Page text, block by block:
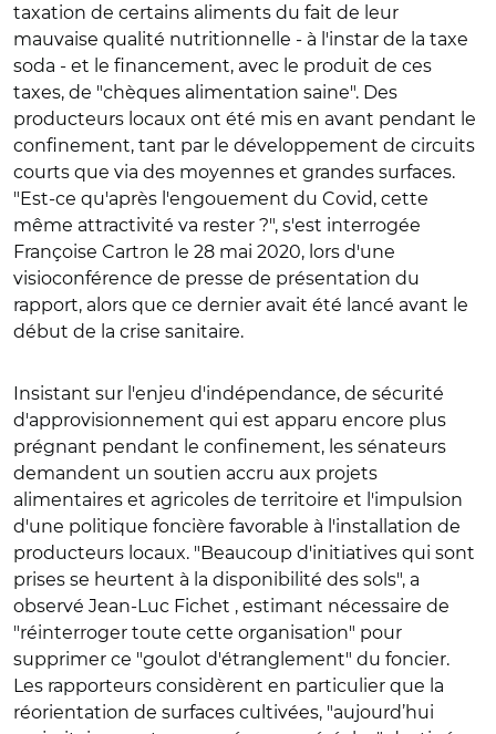
taxation de certains aliments du fait de leur
mauvaise qualité nutritionnelle - à l'instar de la taxe
soda - et le financement, avec le produit de ces
taxes, de "chèques alimentation saine". Des
producteurs locaux ont été mis en avant pendant le
confinement, tant par le développement de circuits
courts que via des moyennes et grandes surfaces.
"Est-ce qu'après l'engouement du Covid, cette
même attractivité va rester ?", s'est interrogée
Françoise Cartron le 28 mai 2020, lors d'une
visioconférence de presse de présentation du
rapport, alors que ce dernier avait été lancé avant le
début de la crise sanitaire.
Insistant sur l'enjeu d'indépendance, de sécurité
d'approvisionnement qui est apparu encore plus
prégnant pendant le confinement, les sénateurs
demandent un soutien accru aux projets
alimentaires et agricoles de territoire et l'impulsion
d'une politique foncière favorable à l'installation de
producteurs locaux. "Beaucoup d'initiatives qui sont
prises se heurtent à la disponibilité des sols", a
observé Jean-Luc Fichet , estimant nécessaire de
"réinterroger toute cette organisation" pour
supprimer ce "goulot d'étranglement" du foncier.
Les rapporteurs considèrent en particulier que la
réorientation de surfaces cultivées, "aujourd’hui